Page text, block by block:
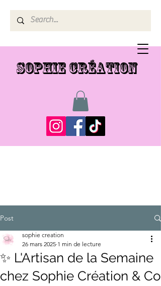
SOPHIE CRÉATION
Post
✨ L'Artisan de la Semaine
chez Sophie Création & Co
sophie creation
26 mars 2025 1 min de lecture